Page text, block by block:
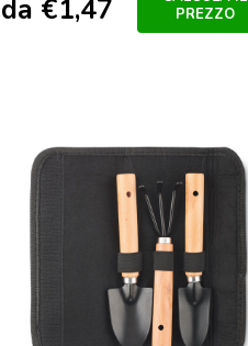
da €1,47
PREZZO